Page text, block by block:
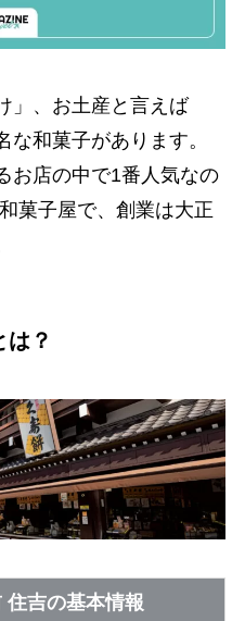
」、お土産と言えば
な和菓子があります。
お店の中で1番人気なの
菓子屋で、創業は大正
は？
住吉の基本情報